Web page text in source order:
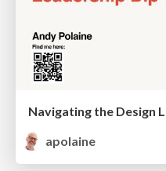
apolaine